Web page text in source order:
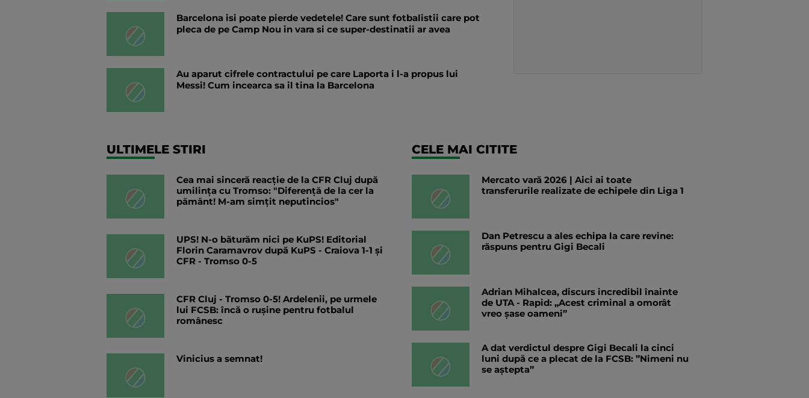
Barcelona isi poate pierde vedetele! Care sunt fotbalistii care pot
pleca de pe Camp Nou in vara si ce super-destinatii ar avea
Au aparut cifrele contractului pe care Laporta i l-a propus lui
Messi! Cum incearca sa il tina la Barcelona
ULTIMELE STIRI
Cea mai sinceră reacție de la CFR Cluj după
umilința cu Tromso: "Diferență de la cer la
pământ! M-am simțit neputincios"
UPS! N-o băturăm nici pe KuPS! Editorial
Florin Caramavrov după KuPS - Craiova 1-1 și
CFR - Tromso 0-5
CFR Cluj - Tromso 0-5! Ardelenii, pe urmele
lui FCSB: încă o rușine pentru fotbalul
românesc
Vinicius a semnat!
CELE MAI CITITE
Mercato vară 2026 | Aici ai toate
transferurile realizate de echipele din Liga 1
Dan Petrescu a ales echipa la care revine:
răspuns pentru Gigi Becali
Adrian Mihalcea, discurs incredibil înainte
de UTA - Rapid: „Acest criminal a omorât
vreo șase oameni”
A dat verdictul despre Gigi Becali la cinci
luni după ce a plecat de la FCSB: ”Nimeni nu
se aștepta”